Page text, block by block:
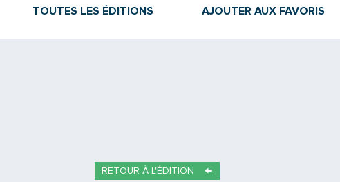
TOUTES LES ÉDITIONS AJOUTER AUX FAVORIS
RETOUR À L'ÉDITION